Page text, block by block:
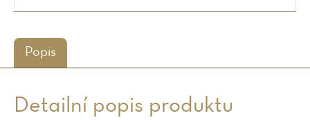
Popis
Detailní popis produktu